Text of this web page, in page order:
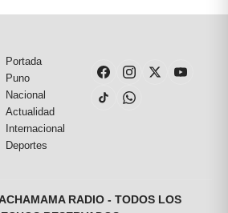
Portada
Puno
Nacional
Actualidad
Internacional
Deportes
RADIO - TODOS LOS